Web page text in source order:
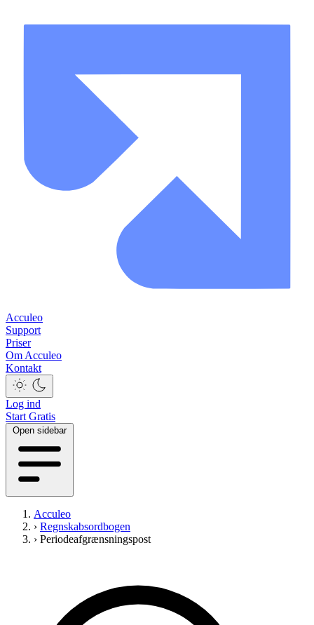
Acculeo
Support
Priser
Om Acculeo
Kontakt
Log ind
Start Gratis
Open sidebar
Acculeo
› Regnskabsordbogen
› Periodeafgrænsningspost